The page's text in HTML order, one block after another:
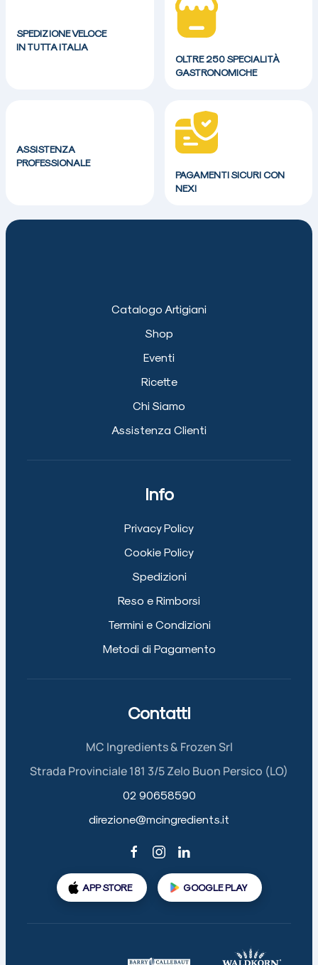
SPEDIZIONE VELOCE
IN TUTTA ITALIA
OLTRE 250 SPECIALITÀ
GASTRONOMICHE
ASSISTENZA
PROFESSIONALE
PAGAMENTI SICURI CON
NEXI
Catalogo Artigiani
Shop
Eventi
Ricette
Chi Siamo
Assistenza Clienti
Info
Privacy Policy
Cookie Policy
Spedizioni
Reso e Rimborsi
Termini e Condizioni
Metodi di Pagamento
Contatti
MC Ingredients & Frozen Srl
Strada Provinciale 181 3/5 Zelo Buon Persico (LO)
02 90658590
direzione@mcingredients.it
APP STORE GOOGLE PLAY